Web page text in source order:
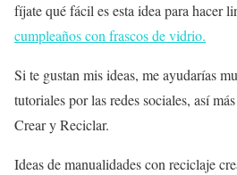
fíjate qué fácil es esta idea para hacer
cumpleaños con frascos de vidrio.
Si te gustan mis ideas, me ayudarías
tutoriales por las redes sociales, así
Crear y Reciclar.
Ideas de manualidades con reciclaje